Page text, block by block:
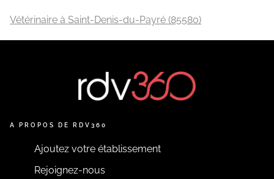
Vétérinaire à Saint-Denis-du-Payré (85580)
A PROPOS DE RDV360
Ajoutez votre établissement
Rejoignez-nous